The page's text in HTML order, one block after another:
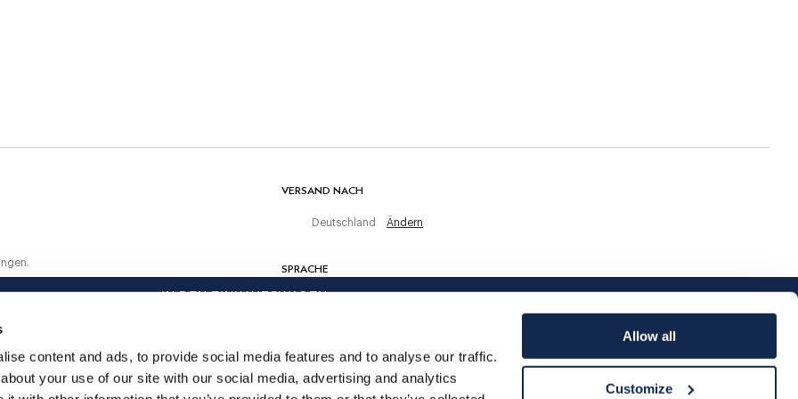
content and ads, to provide social media features and to analyse our traffic.
your use of our site with our social media, advertising and analytics
Allow all
Customize
IN DEN EINKAUFSWAGEN
VERSAND NACH
Deutschland Ändern
SPRACHE